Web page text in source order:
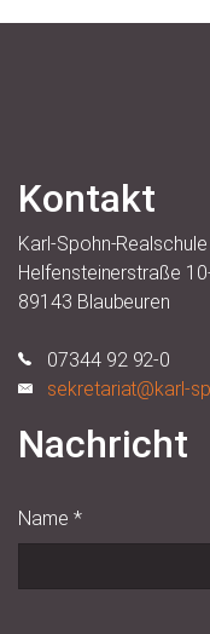
Kontakt
Karl-Spohn-Realschule
Helfensteinerstraße
89143 Blaubeuren
07344 92 92-0
sekretariat@karl-
Nachricht
Name *